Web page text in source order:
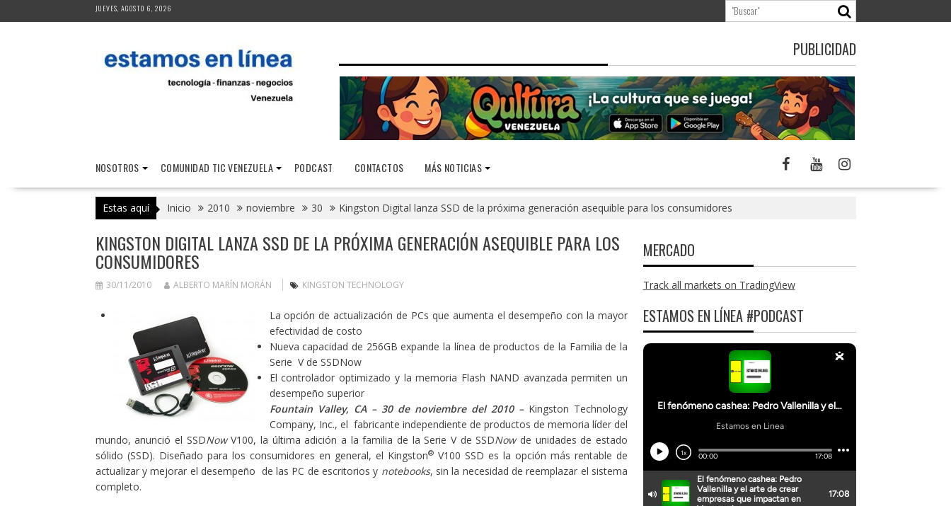
al
JUEVES, AGOSTO 6, 2026
PUBLICIDAD
NOSOTROS COMUNIDAD TIC VENEZUELA PODCAST CONTACTOS MÁS NOTICIAS
Estas aquí Inicio 2010 noviembre 30 Kingston Digital lanza SSD de la próxima generación asequible para los consumidores
KINGSTON DIGITAL LANZA SSD DE LA PRÓXIMA GENERACIÓN ASEQUIBLE PARA LOS
CONSUMIDORES
30/11/2010 ALBERTO MARÍN MORÁN KINGSTON TECHNOLOGY
La opción de actualización de PCs que aumenta el desempeño con la mayor
efectividad de costo
Nueva capacidad de 256GB expande la línea de productos de la Familia de la
Serie V de SSDNow
El controlador optimizado y la memoria Flash NAND avanzada permiten un
desempeño superior
Fountain Valley, CA – 30 de noviembre del 2010 – Kingston Technology
Company, Inc., el fabricante independiente de productos de memoria líder del
mundo, anunció el SSDNowV100, la última adición a la familia de la Serie V de SSDNow de unidades de estado
sólido (SSD). Diseñado para los consumidores en general, el Kingston®V100 SSD es la opción más rentable de
actualizar y mejorar el desempeño de las PC de escritorios y notebooks, sin la necesidad de reemplazar el sistema
completo.
MERCADO
Track all markets on TradingView
ESTAMOS EN LÍNEA #PODCAST